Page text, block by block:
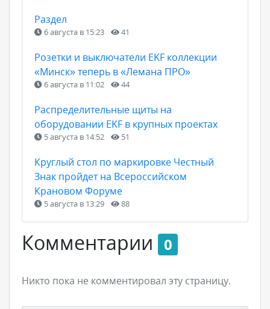
Раздел
6 августа в 15:23 41
Розетки и выключатели EKF коллекции
«Минск» теперь в «Лемана ПРО»
6 августа в 11:02 44
Распределительные щиты на
оборудовании EKF в крупных проектах
5 августа в 14:52 51
Круглый стол по маркировке Честный
Знак пройдет на Всероссийском
Крановом Форуме
5 августа в 13:29 88
Комментарии 0
Никто пока не комментировал эту страницу.